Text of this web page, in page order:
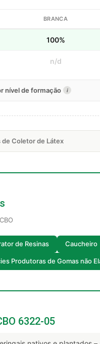
BRANCA
100%
n/d
nível de formação i
Coletor de Látex
de Resinas Caucheiro
Produtoras de Gomas não
6322-05